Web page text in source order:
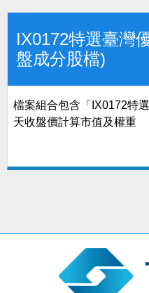
IX0172特選臺灣
盤成分股檔)
檔案組合包含「IX0172特
天收盤價計算市值及權重